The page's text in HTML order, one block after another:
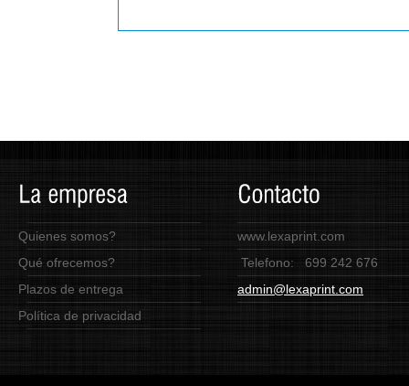
Quienes somos?
Qué ofrecemos?
Plazos de entrega
Política de privacidad
www.lexaprint.com
Telefono:
699 242 676
admin@lexaprint.com